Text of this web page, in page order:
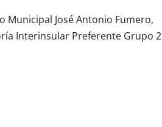
Municipal José Antonio Fumero,
Interinsular Preferente Grupo 2